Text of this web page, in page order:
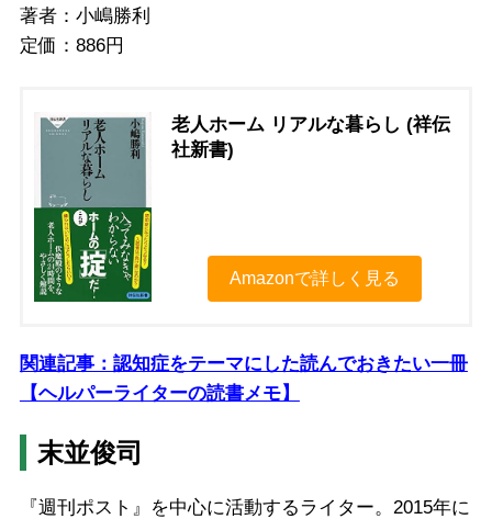
著者：小嶋勝利
定価：886円
老人ホーム リアルな暮らし (祥伝
社新書)
Amazonで詳しく見る
関連記事：認知症をテーマにした読んでおきたい一冊
【ヘルパーライターの読書メモ】
末並俊司
『週刊ポスト』を中心に活動するライター。2015年に